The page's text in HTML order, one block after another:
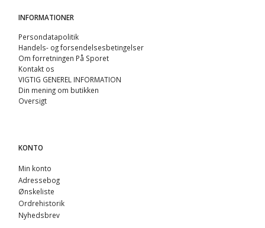
INFORMATIONER
Persondatapolitik
Handels- og forsendelsesbetingelser
Om forretningen På Sporet
Kontakt os
VIGTIG GENEREL INFORMATION
Din mening om butikken
Oversigt
KONTO
Min konto
Adressebog
Ønskeliste
Ordrehistorik
Nyhedsbrev